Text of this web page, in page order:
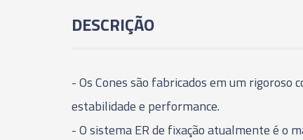
DESCRIÇÃO
- Os Cones são fabricados em um
estabilidade e performance.
- O sistema ER de fixação atualmente é o